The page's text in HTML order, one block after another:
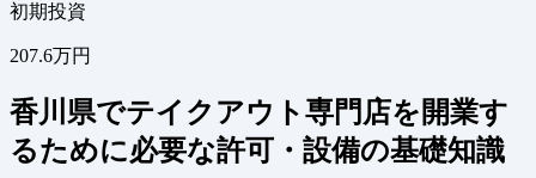
初期投資
207.6万円
香川県でテイクアウト専門店を開業す
るために必要な許可・設備の基礎知識